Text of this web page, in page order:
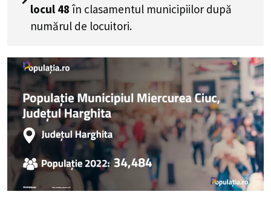
locul 48 în clasamentul municipiilor după
numărul de locuitori.